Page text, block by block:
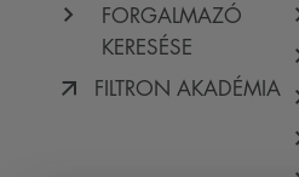
FORGALMAZÓ
KERESÉSE
FILTRON AKADÉMIA